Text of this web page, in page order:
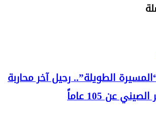
الطويلة”.. رحيل آخر محاربة
عن 105 عاماً